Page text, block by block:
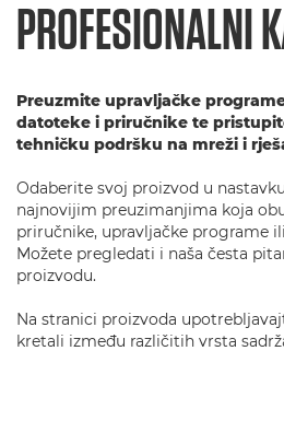
PROFESIONALNI
Preuzmite upravljačke
datoteke i priručnike te
tehničku podršku na mreži i
Odaberite svoj proizvod u
najnovijim preuzimanjima koja
priručnike, upravljačke programe
Možete pregledati i naša česta
proizvodu.
Na stranici proizvoda
kretali između različitih vrsta